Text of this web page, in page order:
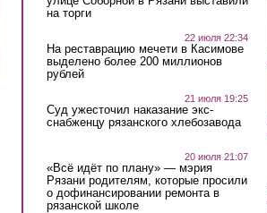
на торги
22 июля 22:34
На реставрацию мечети в Касимове
выделено более 200 миллионов
рублей
21 июля 19:25
Суд ужесточил наказание экс-
снабженцу рязанского хлебозавода
20 июля 21:07
«Всё идёт по плану» — мэрия
Рязани родителям, которые просили
о дофинансировании ремонта в
рязанской школе